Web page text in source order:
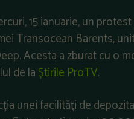
15 ianuarie, un
Transocean Barents,
Acesta a zburat cu o
de laȘtirile ProTV.
unei facilităţi de